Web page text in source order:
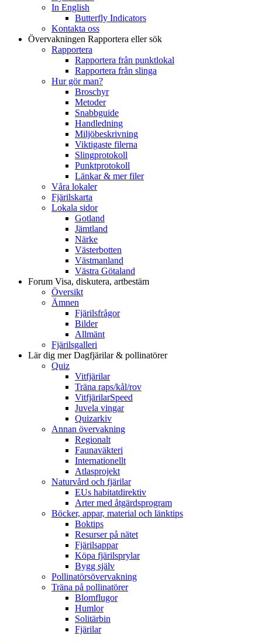
In English
Butterfly Indicators
Kontakta oss
Övervakningen Rapportera eller sök
Rapportera
Rapportera från punktlokal
Rapportera från slinga
Hur gör man?
Broschyr
Metoder
Snabbguide
Handledning
Miljöbeskrivning
Viktigaste filerna
Slingprotokoll
Punktprotokoll
Länkar & mer filer
Våra lokaler
Fjärilskarta
Lokala sidor
Gotland
Jämtland
Närke
Västerbotten
Västmanland
Västra Götaland
Forum Visa, diskutera, artbestäm
Översikt
Ämnen
Fjärilsfrågor
Bilder
Allmänt
Fjärilsgalleri
Lär dig merDagfjärilar & pollinatörer
Quiz
Vitfjärilar
Träna raps/kål/rov
VitfjärilarSpeed
Juvela vingar
Quizarkiv
Annan övervakning
Regionalt
Faunaväkteri
Internationellt
Atlasprojekt
Naturvård och fjärilar
EUs habitatdirektiv
Arter med åtgärdsprogram
Böcker, appar, material och länktips
Boktips
Resurser på nätet
Fjärilsappar
Köpa fjärilsprylar
Bygg själv
Pollinatörsövervakning
Träna på pollinatörer
Blomflugor
Humlor
Solitärbin
Fjärilar